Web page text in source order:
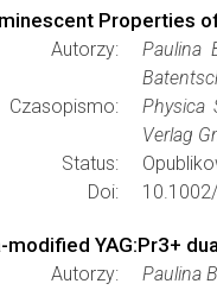
Properties
Autorzy:
Paulina
Czasopismo:
Physica
Verlag
Status:
Doi:
modified YAG:Pr3+
Autorzy:
Paulina